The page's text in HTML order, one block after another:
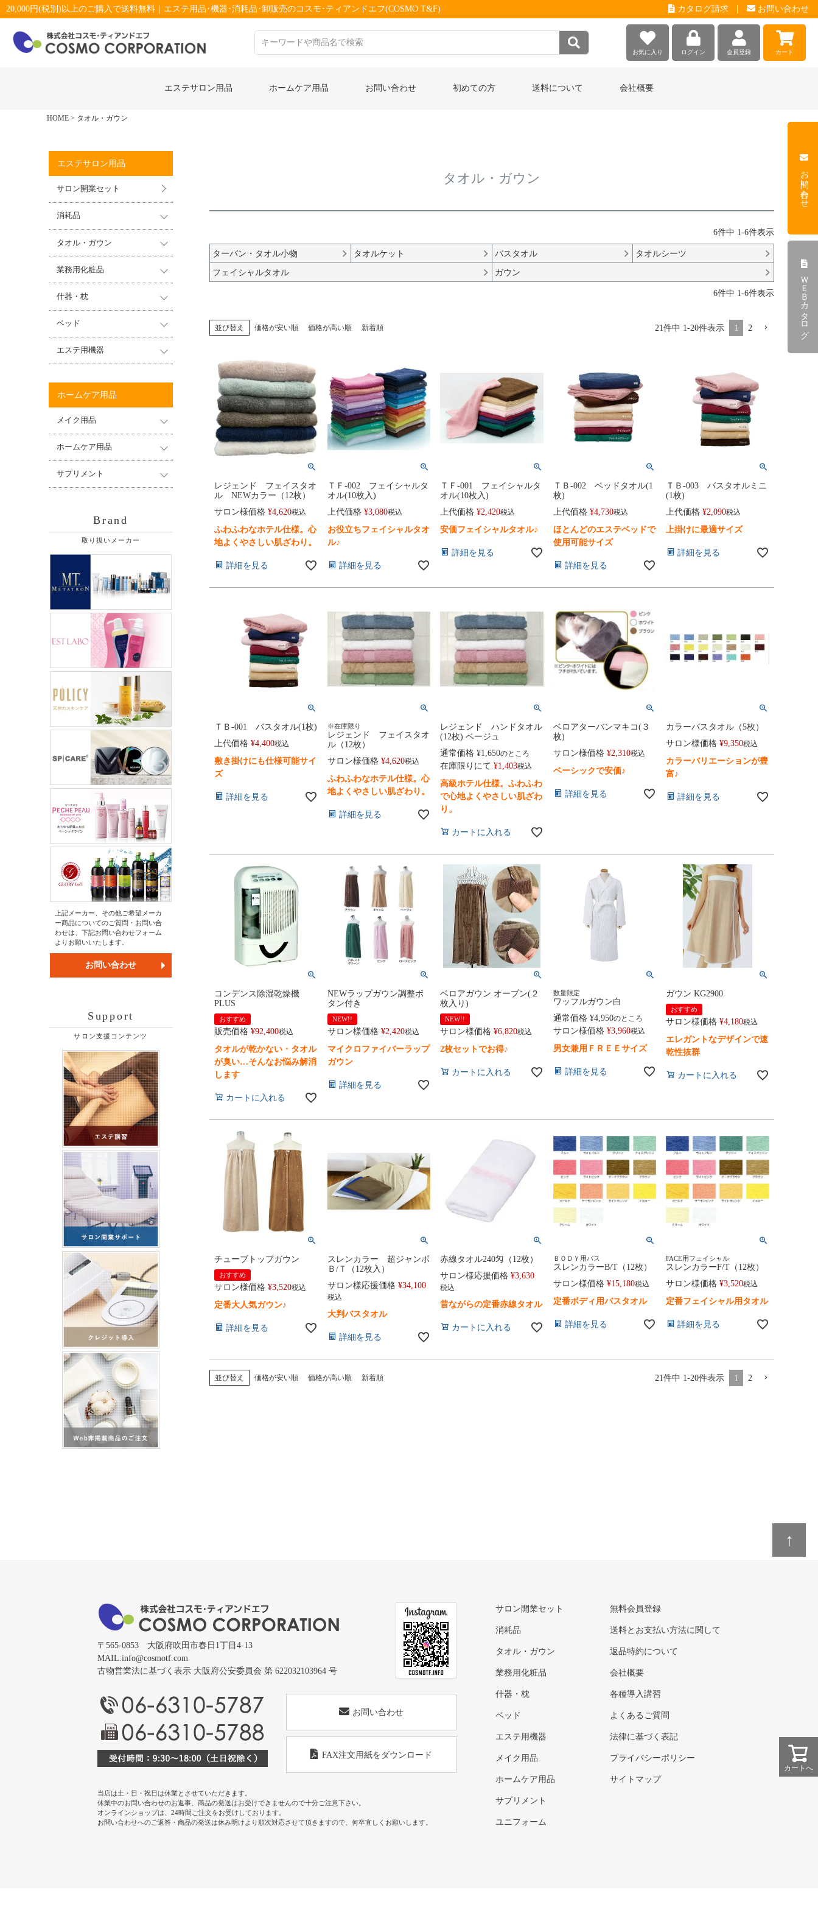
20,000円(税別)以上のご購入で送料無料｜エステ用品･機器･消耗品･卸販売のコスモ･ティアンドエフ(COSMO T&F) カタログ請求 お問い合わせ
お気に入り ログイン 会員登録 カート
エステサロン用品 ホームケア用品 お問い合わせ 初めての方 送料について 会社概要
HOME タオル・ガウン
エステサロン用品
サロン開業セット
消耗品
タオル・ガウン
業務用化粧品
什器・枕
ベッド
エステ用機器
ホームケア用品
メイク用品
ホームケア用品
サプリメント
Brand
取り扱いメーカー
上記メーカー、その他ご希望メーカ
ー商品についてのご質問・お問い合
わせは、下記お問い合わせフォーム
よりお願いいたします。
お問い合わせ
Support
サロン支援コンテンツ
タオル・ガウン
6件中 1-6件表示
ターバン・タオル小物 タオルケット バスタオル タオルシーツ
フェイシャルタオル ガウン
6件中 1-6件表示
並び替え 価格が安い順 価格が高い順 新着順 21 件中 1 -20件表示 1 2
レジェンド フェイスタオ
ル NEWカラー（12枚）
サロン様価格 ¥4,620税込
ふわふわなホテル仕様。心
地よくやさしい肌ざわり。
詳細を見る
ＴＦ-002 フェイシャルタ
オル(10枚入)
上代価格 ¥3,080税込
お役立ちフェイシャルタオ
ル♪
詳細を見る
ＴＦ-001 フェイシャルタ
オル(10枚入)
上代価格 ¥2,420税込
安価フェイシャルタオル♪
詳細を見る
ＴＢ-002 ベッドタオル(1
枚)
上代価格 ¥4,730税込
ほとんどのエステベッドで
使用可能サイズ
詳細を見る
ＴＢ-003 バスタオルミニ
(1枚)
上代価格 ¥2,090税込
上掛けに最適サイズ
詳細を見る
ＴＢ-001 バスタオル(1枚)
上代価格 ¥4,400税込
敷き掛けにも仕様可能サイ
ズ
詳細を見る
※在庫限り
レジェンド フェイスタオ
ル（12枚）
サロン様価格 ¥4,620税込
ふわふわなホテル仕様。心
地よくやさしい肌ざわり。
詳細を見る
レジェンド ハンドタオル
(12枚) ベージュ
通常価格 ¥1,650のところ
在庫限りにて ¥1,403税込
高級ホテル仕様。ふわふわ
で心地よくやさしい肌ざわ
り。
カートに入れる
ベロアターバンマキコ(３
枚)
サロン様価格 ¥2,310税込
ベーシックで安価♪
詳細を見る
カラーバスタオル（5枚）
サロン様価格 ¥9,350税込
カラーバリエーションが豊
富♪
詳細を見る
コンデンス除湿乾燥機
PLUS
おすすめ
販売価格 ¥92,400税込
タオルが乾かない・タオル
が臭い…そんなお悩み解消
します
カートに入れる
NEWラップガウン調整ボ
タン付き
NEW!!
サロン様価格 ¥2,420税込
マイクロファイバーラップ
ガウン
詳細を見る
ベロアガウン オープン(２
枚入り)
NEW!!
サロン様価格 ¥6,820税込
2枚セットでお得♪
カートに入れる
数量限定
ワッフルガウン白
通常価格 ¥4,950のところ
サロン様価格 ¥3,960税込
男女兼用ＦＲＥＥサイズ
詳細を見る
ガウン KG2900
おすすめ
サロン様価格 ¥4,180税込
エレガントなデザインで速
乾性抜群
カートに入れる
チューブトップガウン
おすすめ
サロン様価格 ¥3,520税込
定番大人気ガウン♪
詳細を見る
スレンカラー 超ジャンボ
Ｂ/Ｔ（12枚入）
サロン様応援価格 ¥34,100
税込
大判バスタオル
詳細を見る
赤線タオル240匁（12枚）
サロン様応援価格 ¥3,630
税込
昔ながらの定番赤線タオル
カートに入れる
ＢＯＤＹ用バス
スレンカラーB/T（12枚）
サロン様価格 ¥15,180税込
定番ボディ用バスタオル
詳細を見る
FACE用フェイシャル
スレンカラーF/T（12枚）
サロン様価格 ¥3,520税込
定番フェイシャル用タオル
詳細を見る
並び替え 価格が安い順 価格が高い順 新着順 21件中 1-20件表示 1 2
カートへ
お問い合わせ
ＷＥＢカタログ
↑
〒565-0853 大阪府吹田市春日1丁目4-13
MAIL:info@cosmotf.com
古物営業法に基づく表示 大阪府公安委員会 第 622032103964 号
お問い合わせ
FAX注文用紙をダウンロード
当店は土・日・祝日は休業とさせていただきます。
休業中のお問い合わせのお返事、商品の発送はお受けできませんので十分ご注意下さい。
オンラインショップは、24時間ご注文をお受けしております。
お問い合わせへのご返答・商品の発送は休み明けより順次対応させて頂きますので、何卒宜しくお願いします。
サロン開業セット
消耗品
タオル・ガウン
業務用化粧品
什器・枕
ベッド
エステ用機器
メイク用品
ホームケア用品
サプリメント
ユニフォーム
無料会員登録
送料とお支払い方法に関して
返品特約について
会社概要
各種導入講習
よくあるご質問
法律に基づく表記
プライバシーポリシー
サイトマップ